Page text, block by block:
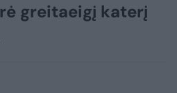
greitaeigį katerį